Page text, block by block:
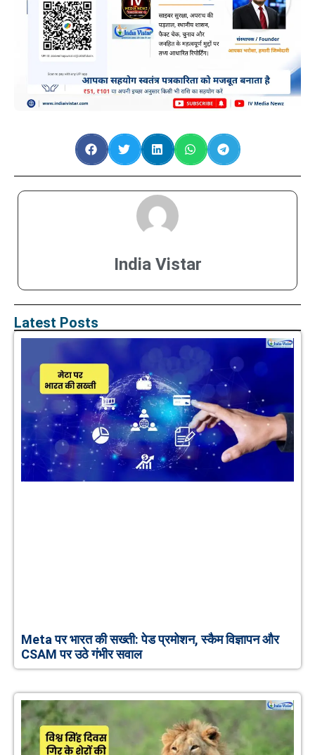
India Vistar
Latest Posts
Meta पर भारत की सख्ती: पेड प्रमोशन, स्कैम विज्ञापन और
CSAM पर उठे गंभीर सवाल